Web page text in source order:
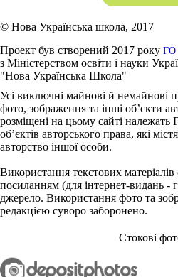
© Нова Українська школа, 2017
Проект був створений 2017 року ГО
з Міністерством освіти і науки
"Нова Українська Школа"
Усі виключні майнові й немайнові
фото, зображення та інші об’єкти
розміщені на цьому сайті належать
об’єктів авторського права, які
авторство іншої особи.
Використання текстових
посиланням (для інтернет-видань -
джерело. Використання фото та
редакцією суворо заборонено.
Стокові